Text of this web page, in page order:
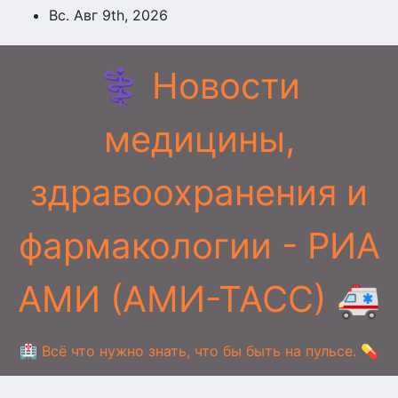
ПерейтиВс. Авг 9th, 2026
⚕️ Новости
медицины,
здравоохранения и
фармакологии - РИА
АМИ (АМИ-ТАСС) 🚑
🏥 Всё что нужно знать, что бы быть на пульсе. 💊